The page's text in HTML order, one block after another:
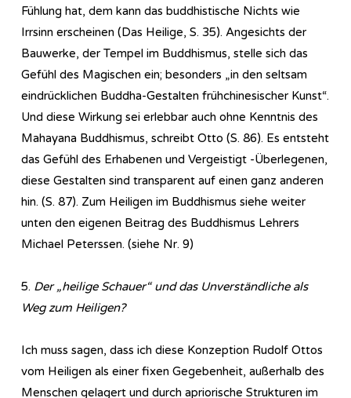
Fühlung hat, dem kann das buddhistische Nichts wie
Irrsinn erscheinen (Das Heilige, S. 35). Angesichts der
Bauwerke, der Tempel im Buddhismus, stelle sich das
Gefühl des Magischen ein; besonders „in den seltsam
eindrücklichen Buddha-Gestalten frühchinesischer Kunst“.
Und diese Wirkung sei erlebbar auch ohne Kenntnis des
Mahayana Buddhismus, schreibt Otto (S. 86). Es entsteht
das Gefühl des Erhabenen und Vergeistigt -Überlegenen,
diese Gestalten sind transparent auf einen ganz anderen
hin. (S. 87). Zum Heiligen im Buddhismus siehe weiter
unten den eigenen Beitrag des Buddhismus Lehrers
Michael Peterssen. (siehe Nr. 9)
5. Der „heilige Schauer“ und das Unverständliche als
Weg zum Heiligen?
Ich muss sagen, dass ich diese Konzeption Rudolf Ottos
vom Heiligen als einer fixen Gegebenheit, außerhalb des
Menschen gelagert und durch apriorische Strukturen im